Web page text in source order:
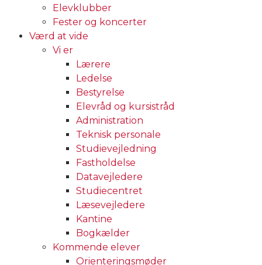
Elevklubber
Fester og koncerter
Værd at vide
Vi er
Lærere
Ledelse
Bestyrelse
Elevråd og kursistråd
Administration
Teknisk personale
Studievejledning
Fastholdelse
Datavejledere
Studiecentret
Læsevejledere
Kantine
Bogkælder
Kommende elever
Orienteringsmøder